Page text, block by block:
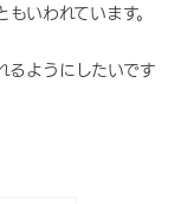
いわれています。
るようにしたいです